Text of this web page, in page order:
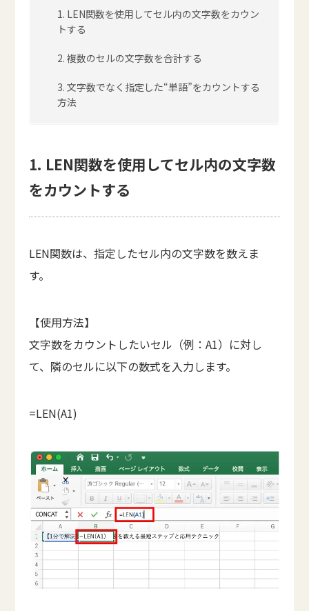
1. LEN関数を使用してセル内の文字数をカウン
トする
2. 複数のセルの文字数を合計する
3. 文字数でなく指定した“単語”をカウントする
方法
1. LEN関数を使用してセル内の文字数
をカウントする
LEN関数は、指定したセル内の文字数を数えま
す。
【使用方法】
文字数をカウントしたいセル（例：A1）に対し
て、隣のセルに以下の数式を入力します。
=LEN(A1)